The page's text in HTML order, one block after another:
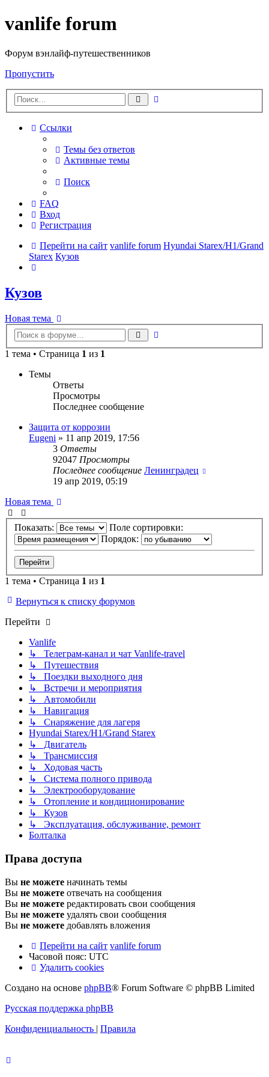
vanlife forum
Форум вэнлайф-путешественников
Пропустить
Поиск
Ссылки
Темы без ответов
Активные темы
Поиск
FAQ
Вход
Регистрация
Перейти на сайт vanlife forum Hyundai Starex/H1/Grand
Starex Кузов
Кузов
Новая тема
Поиск
1 тема • Страница 1 из 1
Темы
Ответы
Просмотры
Последнее сообщение
Защита от коррозии
Eugeni » 11 апр 2019, 17:56
3 Ответы
92047 Просмотры
Последнее сообщение Ленинградец
19 апр 2019, 05:19
Новая тема
Показать:
Поле сортировки:
Порядок:
1 тема • Страница 1 из 1
Вернуться к списку форумов
Перейти
Vanlife
↳ Телеграм-канал и чат Vanlife-travel
↳ Путешествия
↳ Поездки выходного дня
↳ Встречи и мероприятия
↳ Автомобили
↳ Навигация
↳ Снаряжение для лагеря
Hyundai Starex/H1/Grand Starex
↳ Двигатель
↳ Трансмиссия
↳ Ходовая часть
↳ Система полного привода
↳ Электрооборудование
↳ Отопление и кондиционирование
↳ Кузов
↳ Эксплуатация, обслуживание, ремонт
Болталка
Права доступа
Вы не можете начинать темы
Вы не можете отвечать на сообщения
Вы не можете редактировать свои сообщения
Вы не можете удалять свои сообщения
Вы не можете добавлять вложения
Перейти на сайт vanlife forum
Часовой пояс: UTC
Удалить cookies
Создано на основе phpBB® Forum Software © phpBB Limited
Русская поддержка phpBB
Конфиденциальность | Правила